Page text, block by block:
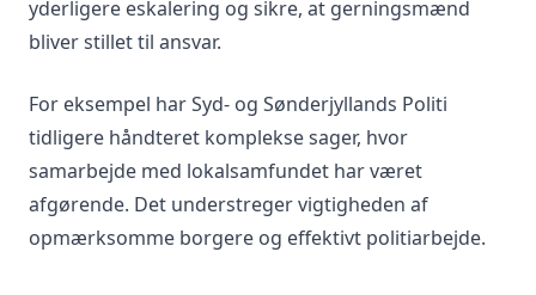
yderligere eskalering og sikre, at gerningsmænd
bliver stillet til ansvar.
For eksempel har Syd- og Sønderjyllands Politi
tidligere håndteret komplekse sager, hvor
samarbejde med lokalsamfundet har været
afgørende. Det understreger vigtigheden af
opmærksomme borgere og effektivt politiarbejde.